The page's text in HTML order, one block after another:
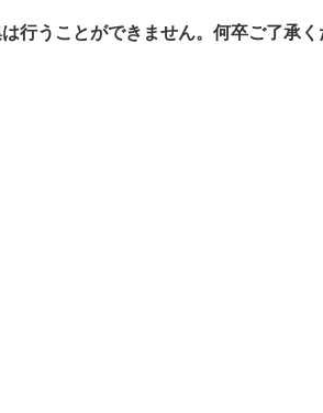
行うことができません。何卒ご了承